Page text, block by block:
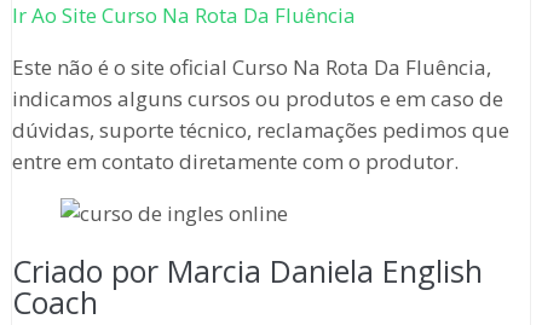
Ir Ao Site Curso Na Rota Da Fluência
Este não é o site oficial Curso Na Rota Da Fluência,
indicamos alguns cursos ou produtos e em caso de
dúvidas, suporte técnico, reclamações pedimos que
entre em contato diretamente com o produtor.
Criado por Marcia Daniela English
Coach